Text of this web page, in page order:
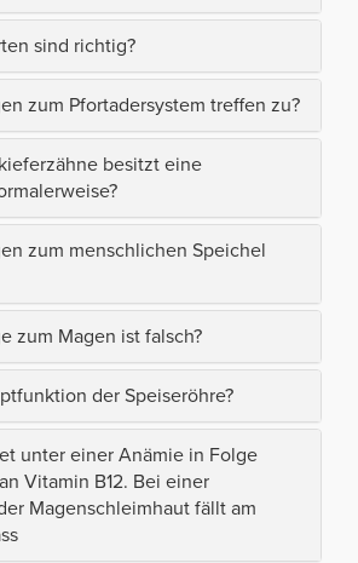
sind richtig?
zum Pfortadersystem treffen zu?
besitzt eine
zum menschlichen Speichel
zum Magen ist falsch?
der Speiseröhre?
unter einer Anämie in Folge
Vitamin B12. Bei einer
Magenschleimhaut fällt am